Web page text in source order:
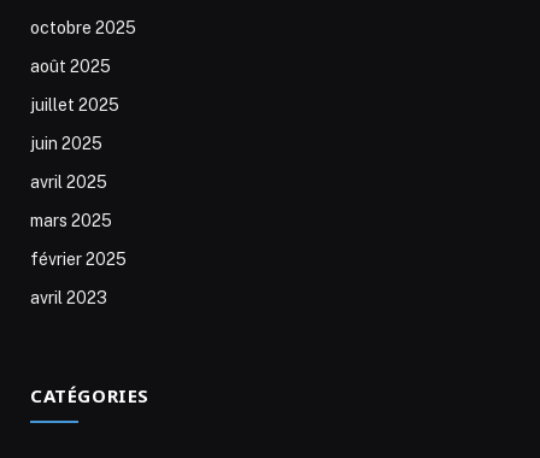
octobre 2025
août 2025
juillet 2025
juin 2025
avril 2025
mars 2025
février 2025
avril 2023
CATÉGORIES